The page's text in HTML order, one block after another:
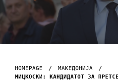
HOMEPAGE
МАКЕДОНИЈА
МИЦКОСКИ: КАНДИДАТОТ ЗА